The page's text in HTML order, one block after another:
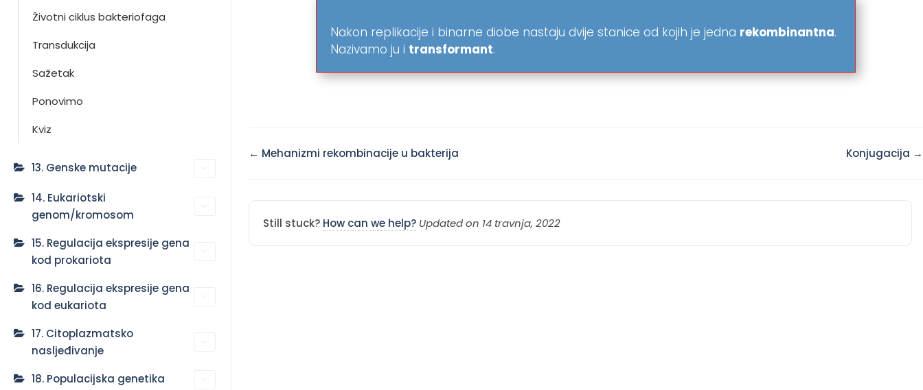
Životni ciklus bakteriofaga
Transdukcija
Sažetak
Ponovimo
Kviz
13. Genske mutacije
14. Eukariotski
genom/kromosom
15. Regulacija ekspresije gena
kod prokariota
16. Regulacija ekspresije gena
kod eukariota
17. Citoplazmatsko
nasljeđivanje
18. Populacijska genetika
Nakon replikacije i binarne diobe nastaju dvije stanice od kojih je jedna rekombinantna.
Nazivamo ju i transformant.
Doc
← Mehanizmi rekombinacije u bakterija Konjugacija →
Still stuck? How can we help? Updated on 14 travnja, 2022